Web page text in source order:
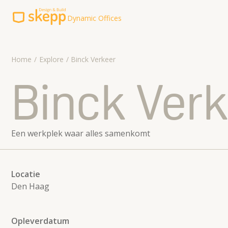
Dynamic Offices
Explore
Over ons
Contact
085-8500152
Home Explore Binck Verkeer
Binck
Een werkplek waar alles samenkomt
Locatie
Den Haag
Opleverdatum